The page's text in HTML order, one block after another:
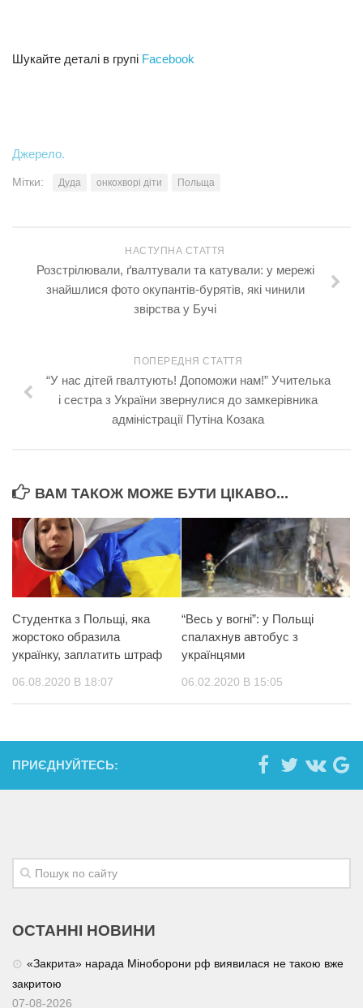
Шукайте деталі в групі Facebook
Джерело.
Мітки: Дуда онкохворі діти Польща
НАСТУПНА СТАТТЯ
Розстрілювали, ґвалтували та катували: у мережі
знайшлися фото окупантів-бурятів, які чинили
звірства у Бучі
ПОПЕРЕДНЯ СТАТТЯ
“У нас дітей гвалтують! Допоможи нам!” Учителька
і сестра з України звернулися до замкерівника
адміністрації Путіна Козака
ВАМ ТАКОЖ МОЖЕ БУТИ ЦІКАВО...
Студентка з Польщі, яка
жорстоко образила
українку, заплатить штраф
06.08.2020 В 18:07
“Весь у вогні”: у Польщі
спалахнув автобус з
українцями
06.02.2020 В 15:05
ПРИЄДНУЙТЕСЬ:
ОСТАННІ НОВИНИ
«Закрита» нарада Міноборони рф виявилася не такою вже
закритою
07-08-2026